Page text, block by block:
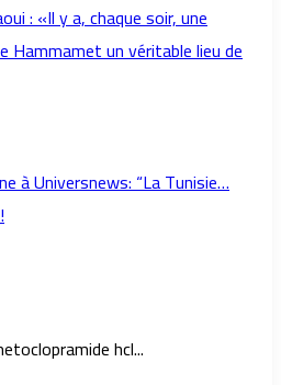
: «Il y a, chaque soir, une
Hammamet un véritable lieu de
à Universnews: “La Tunisie…
hcl...